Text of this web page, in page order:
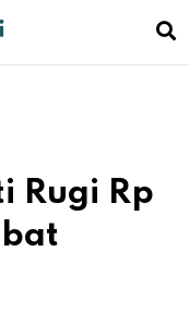
Rugi Rp